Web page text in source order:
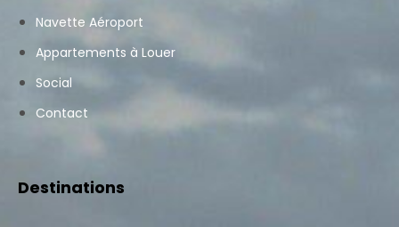
Navette Aéroport
Appartements à Louer
Social
Contact
Destinations